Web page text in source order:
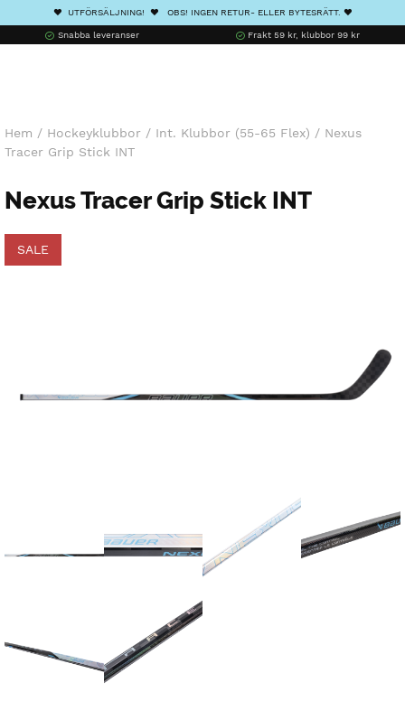
❤️ UTFÖRSÄLJNING! ❤️ OBS! INGEN RETUR- ELLER BYTESRÄTT. ❤️
Snabba leveranser Frakt 59 kr, klubbor 99 kr
Hem / Hockeyklubbor / Int. Klubbor (55-65 Flex) / Nexus
Tracer Grip Stick INT
Nexus Tracer Grip Stick INT
SALE